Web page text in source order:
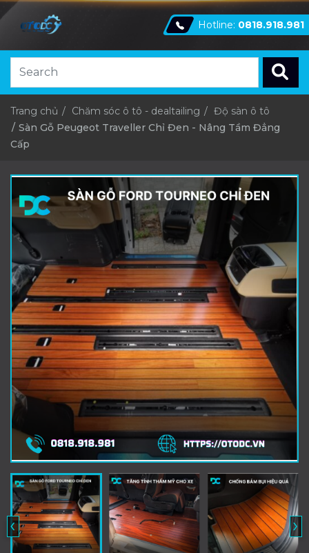
Hotline: 0818.918.981
Trang chủ Chăm sóc ô tô - dealtailing
Độ sàn ô tô
Sàn Gỗ Peugeot Traveller Chỉ Đen - Nâng Tầm Đẳng
Cấp
‹ ›